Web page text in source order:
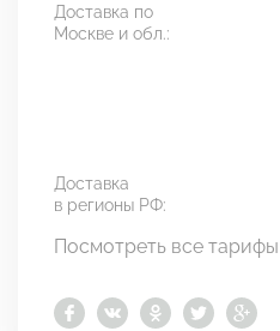
Доставка по
Москве и обл.:
Доставка
в регионы РФ:
Посмотреть все тарифы